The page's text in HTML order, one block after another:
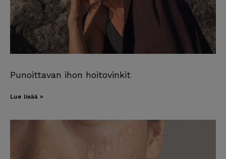
Punoittavan ihon hoitovinkit
Lue lisää »